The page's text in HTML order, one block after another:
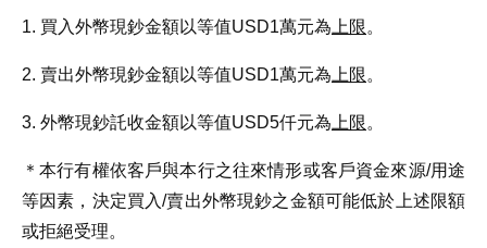
1. 買入外幣現鈔金額以等值USD1萬元為 上限。
2. 賣出外幣現鈔金額以等值USD1萬元為 上限。
3. 外幣現鈔託收金額以等值USD5仟元為 上限。
＊本行有權依客戶與本行之往來情形或客戶資金來源/用途
等因素，決定買入/賣出外幣現鈔之金額可能低於上述限額
或拒絕受理。